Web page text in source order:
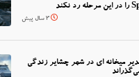
3 سال پیش
میخانه ای در شهر چشایر زندگی